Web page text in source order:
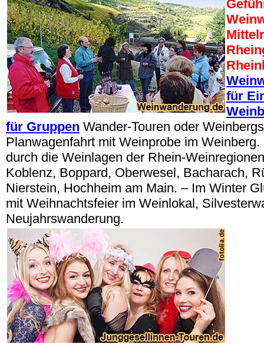
für
für Gruppen Wander-Touren oder
Planwagenfahrt mit Weinprobe im
durch die Weinlagen der Rhein-
Koblenz, Boppard, Oberwesel, Bacharach,
Nierstein, Hochheim am Main. – Im Winter
mit Weihnachtsfeier im Weinlokal,
Neujahrswanderung.